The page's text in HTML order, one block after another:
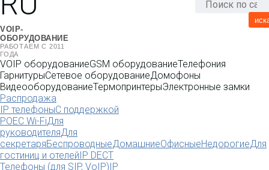
VOIP-
ОБОРУДОВАНИЕ
РАБОТАЕМ С 2011
ГОДА
VOIP оборудованиеGSM оборудованиеТелефония
ГарнитурыСетевое оборудованиеДомофоны
ВидеооборудованиеТермопринтерыЭлектронные замки
Распродажа
IP телефоныС поддержкой
POEC Wi-FiДля
руководителяДля
секретаряБеспроводныеДомашниеОфисныеНедорогиеДля
гостиниц и отелейIP DECT
Телефоны (для SIP, VoIP)IP